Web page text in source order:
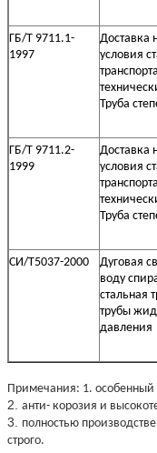
ГБ/Т 9711.1-
1997
Доставка
условия
Труба
ГБ/Т 9711.2-
1999
Доставка
условия
Труба
СИ/Т5037-2000
Дуговая
воду
стальная
трубы
давления
Примечания: 1. особенный
2. анти- корозия и
3. полностью
строго.